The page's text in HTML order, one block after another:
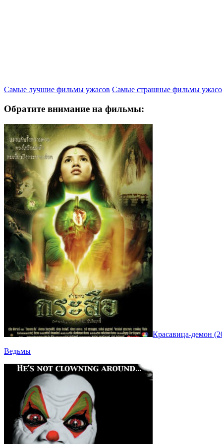
Самые лучшие фильмы ужасов Самые страшные фильмы
Обратите внимание на фильмы:
Красавица-демон
Ведьмы